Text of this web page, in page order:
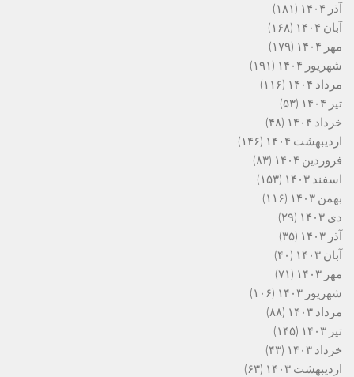
آذر ۱۴۰۴
(۱۸۱)
آبان ۱۴۰۴
(۱۶۸)
مهر ۱۴۰۴
(۱۷۹)
شهریور ۱۴۰۴
(۱۹۱)
مرداد ۱۴۰۴
(۱۱۶)
تیر ۱۴۰۴
(۵۳)
خرداد ۱۴۰۴
(۴۸)
اردیبهشت ۱۴۰۴
(۱۴۶)
فروردین ۱۴۰۴
(۸۳)
اسفند ۱۴۰۳
(۱۵۳)
بهمن ۱۴۰۳
(۱۱۶)
دی ۱۴۰۳
(۲۹)
آذر ۱۴۰۳
(۳۵)
آبان ۱۴۰۳
(۴۰)
مهر ۱۴۰۳
(۷۱)
شهریور ۱۴۰۳
(۱۰۶)
مرداد ۱۴۰۳
(۸۸)
تیر ۱۴۰۳
(۱۴۵)
خرداد ۱۴۰۳
(۴۳)
اردیبهشت ۱۴۰۳
(۶۳)